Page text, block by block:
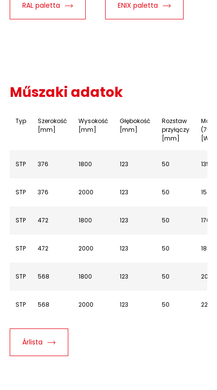
RAL paletta ENIX paletta
Műszaki adatok
Typ
Szerokość
[mm]
Wysokość
[mm]
Głębokość
[mm]
Rozstaw
przyłączy
[mm]
Moc
(75/
[W]
STP 376 1800 123 50 1358
STP 376 2000 123 50 1505
STP 472 1800 123 50 1706
STP 472 2000 123 50 1890
STP 568 1800 123 50 2054
STP 568 2000 123 50 2274
Árlista